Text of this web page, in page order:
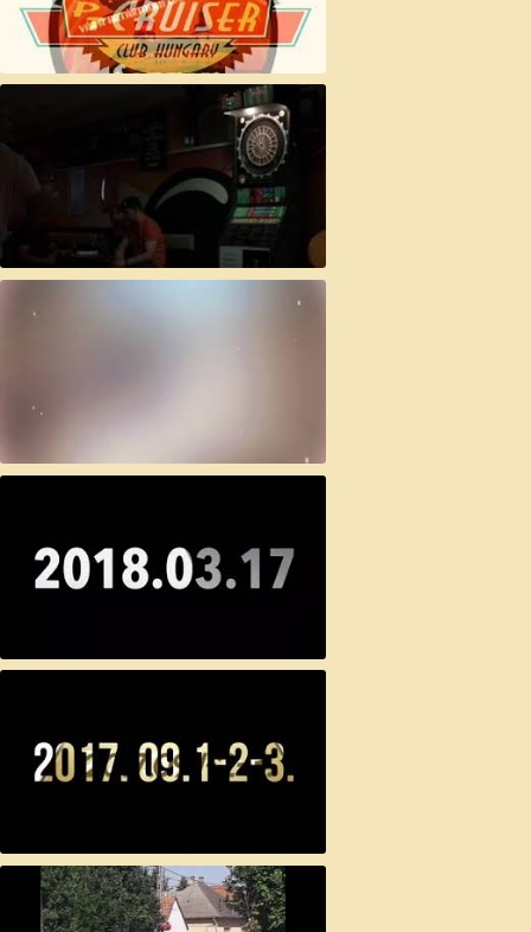
2. Soproni Pt Cruiser Találkozó
Sopron 2018. ápr. 20-22.
Sopron 2018. ápr. 20-22. Vár az
Pécsi Pt - tali - 2018.03.17.
Sze-PT-emberi PT tali Szekszárd
2017.09.01-02-03.